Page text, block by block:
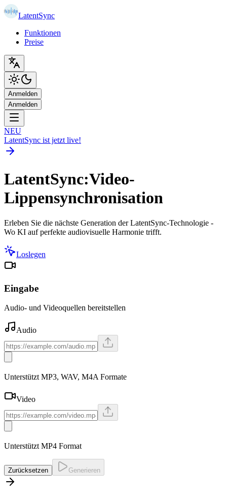
LatentSync
Funktionen
Preise
Anmelden
Anmelden
NEU
LatentSync ist jetzt live!
LatentSync:Video-
Lippensynchronisation
Erleben Sie die nächste Generation der LatentSync-Technologie -
Wo KI auf perfekte audiovisuelle Harmonie trifft.
Loslegen
Eingabe
Audio- und Videoquellen bereitstellen
Audio
Unterstützt MP3, WAV, M4A Formate
Video
Unterstützt MP4 Format
Zurücksetzen Generieren